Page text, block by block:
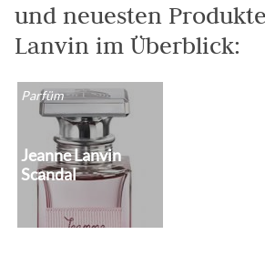
und neuesten
Lanvin im Überblick:
Parfüm
Jeanne Lanvin
Scandal